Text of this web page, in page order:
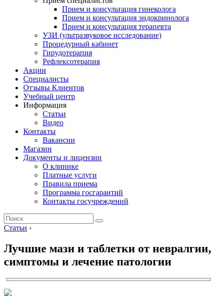
Прием и консультация гинеколога
Прием и консультация эндокринолога
Прием и консультация терапевта
УЗИ (ультразвуковое исследование)
Процедурный кабинет
Гирудотерапия
Рефлексотерапия
Акции
Специалисты
Отзывы Клиентов
Учебный центр
Информация
Статьи
Видео
Контакты
Вакансии
Магазин
Документы и лицензии
О клинике
Платные услуги
Правила приема
Программа госгарантий
Контакты госучреждений
Статьи ›
Лучшие мази и таблетки от невралгии,
симптомы и лечение патологии